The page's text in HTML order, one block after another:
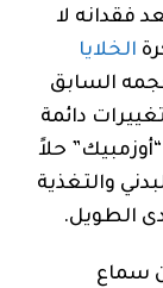
فقدانه لا
الخلايا
السابق
دائمة
حلاً
والتغذية
الطويل.
سماع